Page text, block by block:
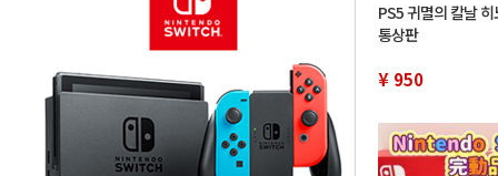
PS5 귀멸의 칼날
통상판
¥ 950